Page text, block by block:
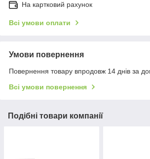
На картковий рахунок
Всі умови оплати
Умови повернення
Повернення товару впродовж 14 днів за
Всі умови повернення
Подібні товари компанії